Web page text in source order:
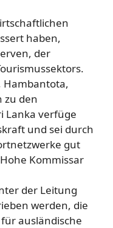
haben,
der
Hambantota,
zu den
Lanka verfüge
und sei durch
gut
Kommissar
der Leitung
werden, die
ausländische